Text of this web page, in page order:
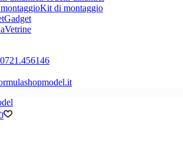
Kit di montaggio
Gadget
Vetrine